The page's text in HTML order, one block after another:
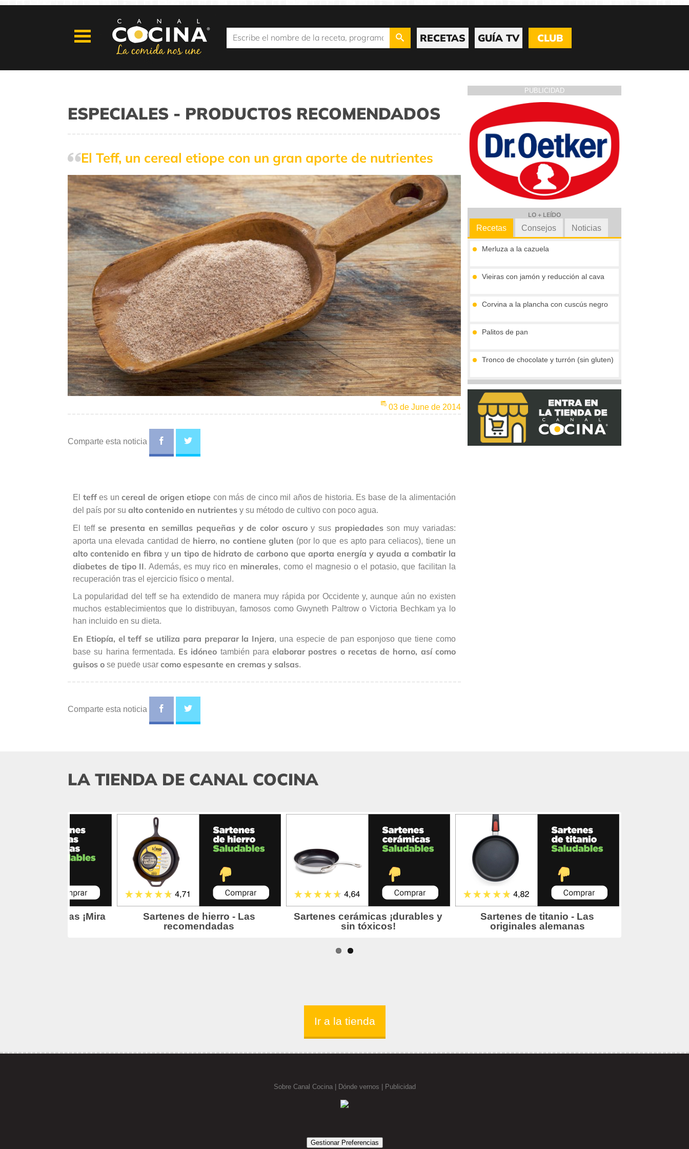
RECETAS GUÍA TV CLUB
ESPECIALES - PRODUCTOS RECOMENDADOS
El Teff, un cereal etiope con un gran aporte de nutrientes
03 de June de 2014
Comparte esta noticia
El teffes uncereal de origen etiope con más de cinco mil años de historia. Es base de la alimentación
del país por su alto contenido en nutrientes y su método de cultivo con poco agua.
El teff se presenta en semillas pequeñas y de color oscuroy sus propiedadesson muy variadas:
aporta una elevada cantidad de hierro, no contiene gluten (por lo que es apto para celiacos), tiene un
alto contenido en fibra y un tipo de hidrato de carbono que aporta energía y ayuda a combatir la
diabetes de tipo II. Además, es muy rico en minerales, como el magnesio o el potasio, que facilitan la
recuperación tras el ejercicio físico o mental.
La popularidad del teff se ha extendido de manera muy rápida por Occidente y, aunque aún no existen
muchos establecimientos que lo distribuyan, famosos como Gwyneth Paltrow o Victoria Bechkam ya lo
han incluido en su dieta.
En Etiopía, el teff se utiliza para preparar la Injera, una especie de pan esponjoso que tiene como
base su harina fermentada. Es idóneo también paraelaborar postres o recetas de horno, así como
guisos o se puede usar como espesante en cremas y salsas.
Comparte esta noticia
PUBLICIDAD
LO + LEÍDO
Recetas
Merluza a la cazuela
Vieiras con jamón y reducción al cava
Corvina a la plancha con cuscús negro
Palitos de pan
Tronco de chocolate y turrón (sin gluten)
Compota de mango
Consejos Noticias
LA TIENDA DE CANAL COCINA
Ir a la tienda
Sobre Canal Cocina| Dónde vernos | Publicidad
Gestionar Preferencias